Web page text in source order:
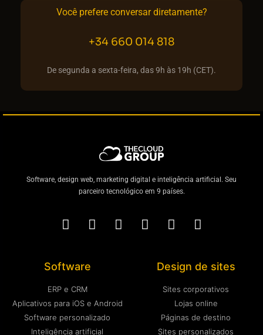
Você prefere conversar diretamente?
+34 660 014 818
De segunda a sexta-feira, das 9h às 19h (CET).
Software, design web, marketing digital e inteligência artificial. Seu
parceiro tecnológico em 9 países.
Software
ERP e CRM
Aplicativos para iOS e Android
Software personalizado
Inteligência artificial
Design de sites
Sites corporativos
Lojas online
Páginas de destino
Sites personalizados